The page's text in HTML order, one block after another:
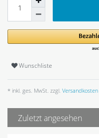
Wunschliste
* inkl. ges. MwSt. zzgl. Versandkosten
Zuletzt angesehen